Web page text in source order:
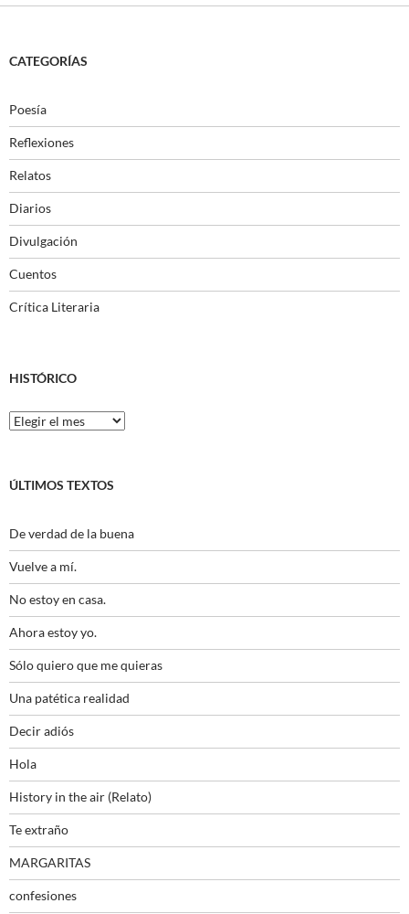
CATEGORÍAS
Poesía
Reflexiones
Relatos
Diarios
Divulgación
Cuentos
Crítica Literaria
HISTÓRICO
Histórico
ÚLTIMOS TEXTOS
De verdad de la buena
Vuelve a mí.
No estoy en casa.
Ahora estoy yo.
Sólo quiero que me quieras
Una patética realidad
Decir adiós
Hola
History in the air (Relato)
Te extraño
MARGARITAS
confesiones